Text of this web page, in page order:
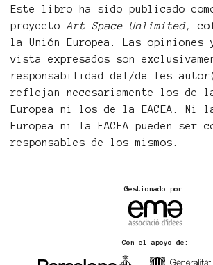
Este libro ha sido publicado
proyecto Art Space Unlimited,
la Unión Europea. Las opiniones
vista expresados son
responsabilidad del/de les
reflejan necesariamente los de
Europea ni los de la EACEA. Ni
Europea ni la EACEA pueden ser
responsables de los mismos.
Gestionado por:
Con el apoyo de: